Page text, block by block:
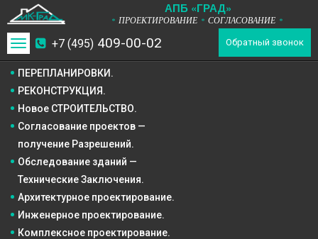
АПБ «ГРАД»
* ПРОЕКТИРОВАНИЕ * СОГЛАСОВАНИЕ *
+7 (495) 409-00-02 Обратный звонок
Toggle
navigation
ПЕРЕПЛАНИРОВКИ.
РЕКОНСТРУКЦИЯ.
Новое СТРОИТЕЛЬСТВО.
Согласование проектов —
получение Разрешений.
Обследование зданий —
Технические Заключения.
Архитектурное проектирование.
Инженерное проектирование.
Комплексное проектирование.